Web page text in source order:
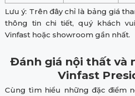
Lưu ý: Trên đây chỉ là bảng giá
thông tin chi tiết, quý khách
Vinfast hoặc showroom gần nhất.
Đánh giá nội thất và
Vinfast
Cùng tìm hiểu những đặc điểm